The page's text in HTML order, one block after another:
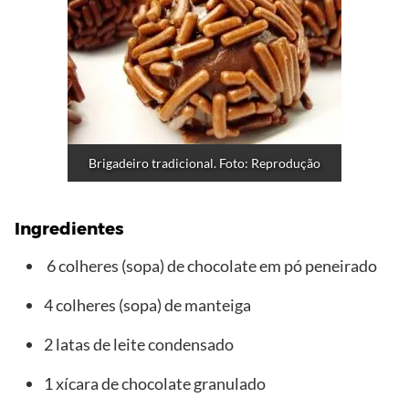
Brigadeiro tradicional. Foto: Reprodução
Ingredientes
6 colheres (sopa) de chocolate em pó peneirado
4 colheres (sopa) de manteiga
2 latas de leite condensado
1 xícara de chocolate granulado